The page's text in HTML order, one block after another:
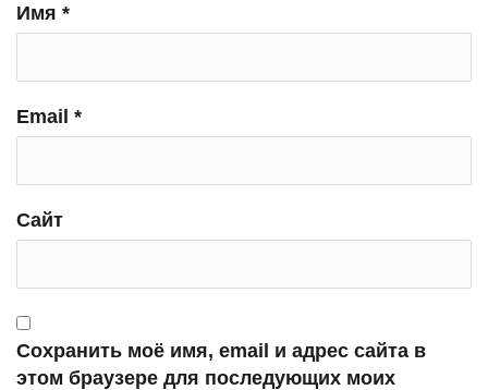
Имя *
Email *
Сайт
Сохранить моё имя, email и адрес сайта в
этом браузере для последующих моих